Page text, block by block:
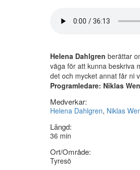
Helena Dahlgren berättar
väga för att kunna beskriva
det och mycket annat får ni
Programledare: Niklas
Medverkar:
Helena Dahlgren, Niklas
Längd:
36 min
Ort/Område:
Tyresö